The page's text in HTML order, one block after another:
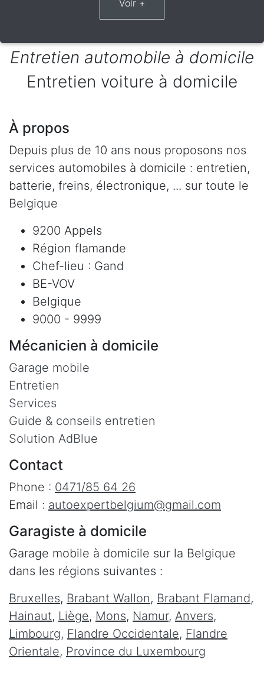
Entretien automobile à domicile
Entretien voiture à domicile
À propos
Depuis plus de 10 ans nous proposons nos
services automobiles à domicile : entretien,
batterie, freins, électronique, ... sur toute le
Belgique
9200 Appels
Région flamande
Chef-lieu : Gand
BE-VOV
Belgique
9000 - 9999
Mécanicien à domicile
Garage mobile
Entretien
Services
Guide & conseils entretien
Solution AdBlue
Contact
Phone : 0471/85 64 26
Email : autoexpertbelgium@gmail.com
Garagiste à domicile
Garage mobile à domicile sur la Belgique
dans les régions suivantes :
Bruxelles, Brabant Wallon, Brabant Flamand,
Hainaut, Liège, Mons, Namur, Anvers,
Limbourg, Flandre Occidentale, Flandre
Orientale, Province du Luxembourg